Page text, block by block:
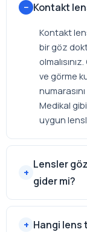
Kontakt
Kontakt
bir göz
ve görme
Medikal
uygun
Lensler
gider mi?
Hangi lens